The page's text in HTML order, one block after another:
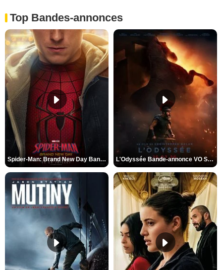
Top Bandes-annonces
Spider-Man: Brand New Day Bande-annonce VO STFR L'Odyssée Bande-annonce VO STFR